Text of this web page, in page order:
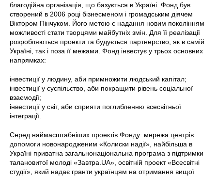
благодійна організація, що базується в Україні. Фонд був
створений в 2006 році бізнесменом і громадським діячем
Віктором Пінчуком. Його метою є надання новим поколінням
можливості стати творцями майбутніх змін. Для її реалізації
розробляються проекти та будується партнерство, як в самій
Україні, так і поза її межами. Фонд інвестує у трьох основних
напрямках:
інвестиції у людину, аби примножити людський капітал;
інвестиції у суспільство, аби покращити рівень соціальної
взаємодії;
інвестиції у світ, аби сприяти поглибленню всесвітньої
інтеграції.
Серед наймасштабніших проектів Фонду: мережа центрів
допомоги новонародженим «Колиски надії», найбільша в
Україні приватна загальнонаціональна програма з підтримки
талановитої молоді «Завтра.UA», освітній проект «Всесвітні
студії», який надає гранти українцям на отримання вищої